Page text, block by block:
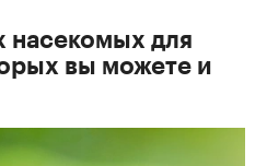
насекомых для
вы можете и